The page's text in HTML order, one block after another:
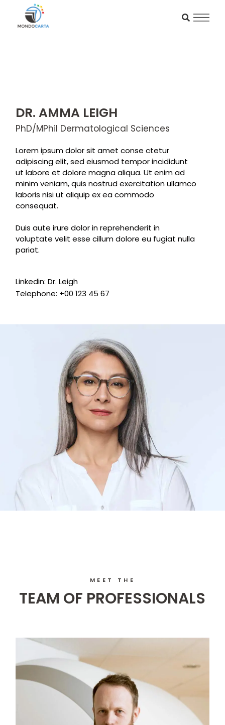
DR. AMMA LEIGH
PhD/MPhil Dermatological Sciences
Lorem ipsum dolor sit amet conse ctetur
adipiscing elit, sed eiusmod tempor incididunt
ut labore et dolore magna aliqua. Ut enim ad
minim veniam, quis nostrud exercitation ullamco
laboris nisi ut aliquip ex ea commodo
consequat.
Duis aute irure dolor in reprehenderit in
voluptate velit esse cillum dolore eu fugiat nulla
pariat.
Linkedin:Dr. Leigh
Telephone: +00 123 45 67
MEET THE
TEAM OF PROFESSIONALS